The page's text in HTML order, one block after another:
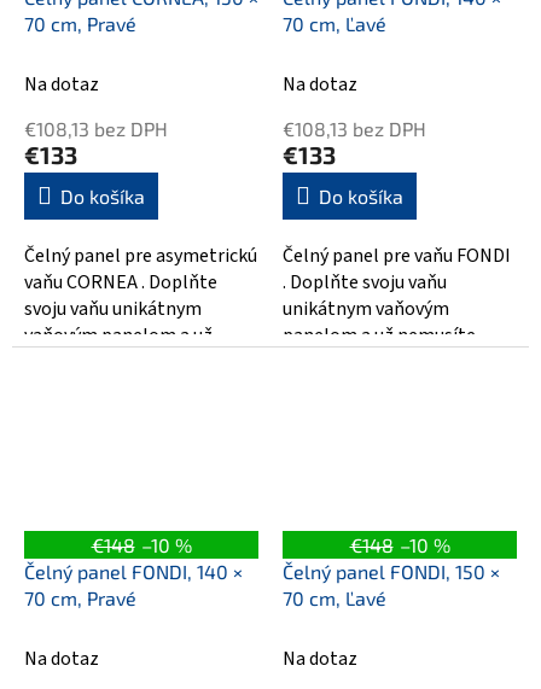
70 cm, Pravé
Na dotaz
€108,13 bez DPH
€133
Do košíka
Čelný panel pre asymetrickú
vaňu CORNEA . Doplňte
svoju vaňu unikátnym
vaňovým panelom a už
70 cm, Ľavé
Na dotaz
€108,13 bez DPH
€133
Do košíka
Čelný panel pre vaňu FONDI
. Doplňte svoju vaňu
unikátnym vaňovým
panelom a už nemusíte
€148 –10 %
Čelný panel FONDI, 140 ×
70 cm, Pravé
Na dotaz
€148 –10 %
Čelný panel FONDI, 150 ×
70 cm, Ľavé
Na dotaz